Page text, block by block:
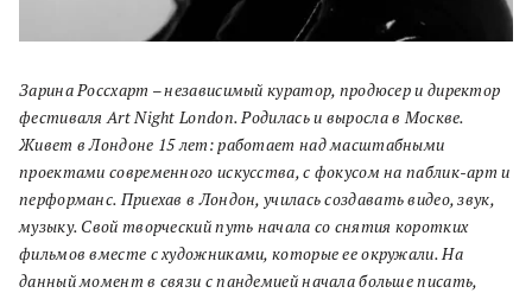
Зарина Россхарт – независимый куратор, продюсер и директор
фестиваля Art Night London. Родилась и выросла в Москве.
Живет в Лондоне 15 лет: работает над масштабными
проектами современного искусства, с фокусом на паблик-арт и
перформанс. Приехав в Лондон, училась создавать видео, звук,
музыку. Свой творческий путь начала со снятия коротких
фильмов вместе с художниками, которые ее окружали. На
данный момент в связи с пандемией начала больше писать,